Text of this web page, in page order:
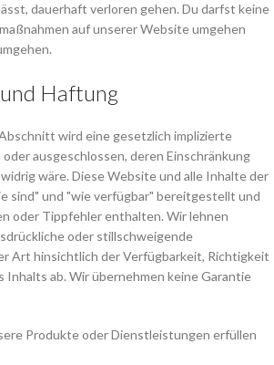
dauerhaft verloren gehen. Du darfst keine
auf unserer Website umgehen
Haftung
wird eine gesetzlich implizierte
ausgeschlossen, deren Einschränkung
wäre. Diese Website und alle Inhalte der
sind" und "wie verfügbar" bereitgestellt und
oder Tippfehler enthalten. Wir lehnen
oder stillschweigende
Art hinsichtlich der Verfügbarkeit, Richtigkeit
Inhalts ab. Wir übernehmen keine Garantie
Produkte oder Dienstleistungen erfüllen